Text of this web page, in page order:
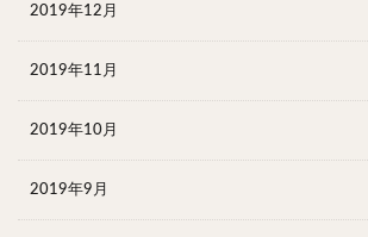
2019年12月
2019年11月
2019年10月
2019年9月